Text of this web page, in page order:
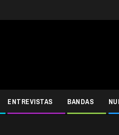
ENTREVISTAS BANDAS